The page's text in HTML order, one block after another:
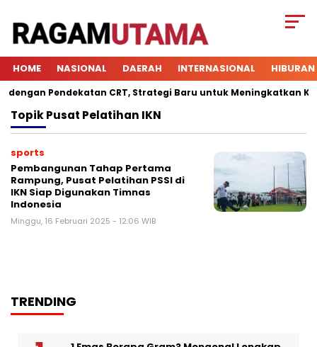
HOME NASIONAL DAERAH INTERNASIONAL HIBURAN
Pendekatan CRT, Strategi Baru untuk Meningkatkan
TopikPusat Pelatihan IKN
sports
Pembangunan Tahap Pertama
Rampung, Pusat Pelatihan PSSI di
IKN Siap Digunakan Timnas
Indonesia
Minggu, 16 Februari 2025 - 12:06 WIB
TRENDING